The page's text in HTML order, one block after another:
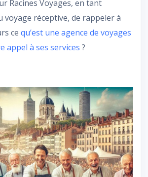
Racines Voyages, en tant
voyage réceptive, de rappeler à
ce qu’est une agence de voyages
appel à ses services ?